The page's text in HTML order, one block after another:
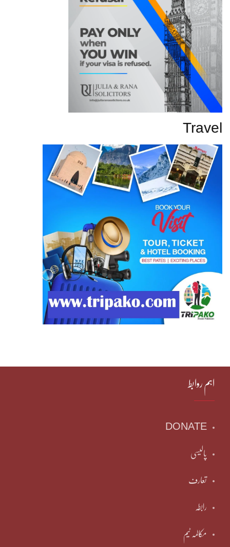
Travel
اہم روابط
DONATE
پالیسی
تعارف
رابطہ
مکالمہ ٹیم